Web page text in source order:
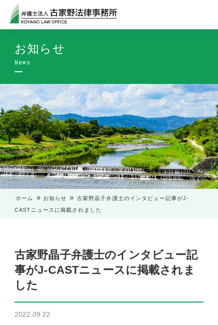
お知らせ
ホーム » お知らせ » 古家野晶子弁護士のインタビュー記事がJ-
CASTニュースに掲載されました
古家野晶子弁護士のインタビュー記
事がJ-CASTニュースに掲載されま
した
2022.09.22